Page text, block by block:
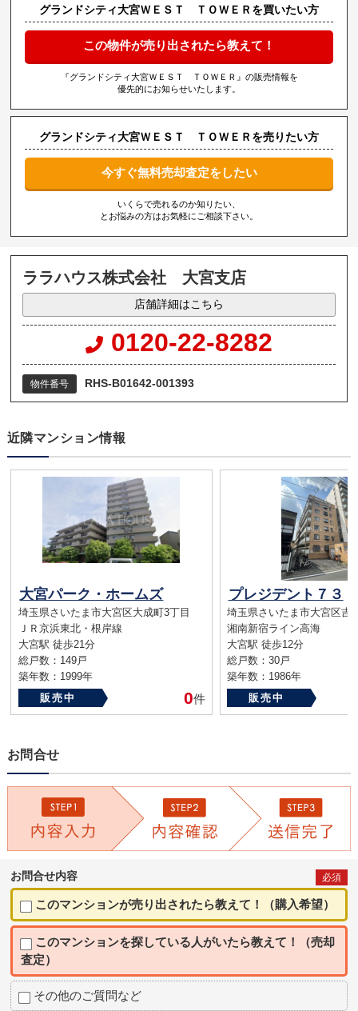
グランドシティ大宮ＷＥＳＴ ＴＯＷＥＲを買いたい方
この物件が売り出されたら教えて！
『グランドシティ大宮ＷＥＳＴ ＴＯＷＥＲ』の販売情報を
優先的にお知らせいたします。
グランドシティ大宮ＷＥＳＴ ＴＯＷＥＲを売りたい方
今すぐ無料売却査定をしたい
いくらで売れるのか知りたい、
とお悩みの方はお気軽にご相談下さい。
ララハウス株式会社 大宮支店
店舗詳細はこちら
0120-22-8282
物件番号 RHS-B01642-001393
近隣マンション情報
大宮パーク・ホームズ
埼玉県さいたま市大宮区大成町3丁目
ＪＲ京浜東北・根岸線
大宮駅 徒歩21分
総戸数：149戸
築年数：1999年
販売中
0件
プレジデント７３
埼玉県さいたま市大宮区吉
湘南新宿ライン高海
大宮駅 徒歩12分
総戸数：30戸
築年数：1986年
販売中
お問合せ
お問合せ内容 必須
このマンションが売り出されたら教えて！（購入希望）
このマンションを探している人がいたら教えて！（売却
査定）
その他のご質問など